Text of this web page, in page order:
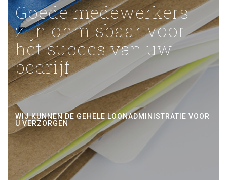
Goede medewerkers
zijn onmisbaar voor
het succes van uw
bedrijf
WIJ KUNNEN DE GEHELE LOONADMINISTRATIE VOOR
U VERZORGEN